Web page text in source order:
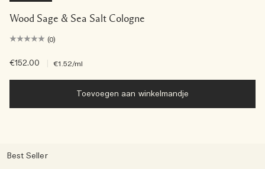
Wood Sage & Sea Salt Cologne
(0)
€152.00 €1.52/ml
Toevoegen aan winkelmandje
Best Seller